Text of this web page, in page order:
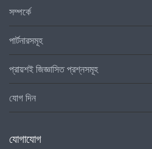
সম্পর্কে
পার্টনারসমূহ
প্রায়শই জিজ্ঞাসিত প্রশ্নসমূহ
যোগ দিন
যোগাযোগ